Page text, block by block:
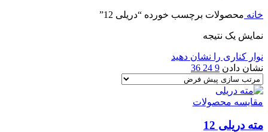
خانه محصولات برچسب خورده “دریلی 12”
نمایش یک نتیجه
نوار کناری را نشان دهید
نشان دادن 9
24
36
مقایسه محصولات
مته دریلی 12